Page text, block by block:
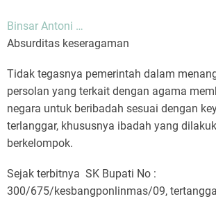
Binsar Antoni …
Absurditas keseragaman
Tidak tegasnya pemerintah dalam
persolan yang terkait dengan agama
negara untuk beribadah sesuai dengan
terlanggar, khususnya ibadah yang
berkelompok.
Sejak terbitnya SK Bupati No :
300/675/kesbangponlinmas/09,